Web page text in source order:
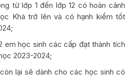
từ lớp 1 đến lớp 12 có hoàn cảnh
Khá trở lên và có hạnh kiểm tốt
em học sinh các cấp đạt thành tích
2023-2024;
lại sẽ dành cho các học sinh có